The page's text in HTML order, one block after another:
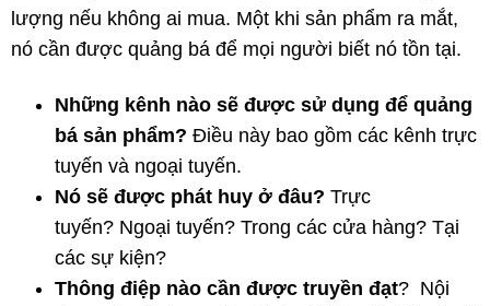
lượng nếu không ai mua. Một khi sản phẩm ra mắt,
nó cần được quảng bá để mọi người biết nó tồn tại.
Những kênh nào sẽ được sử dụng để quảng
bá sản phẩm? Điều này bao gồm các kênh trực
tuyến và ngoại tuyến.
Nó sẽ được phát huy ở đâu? Trực
tuyến? Ngoại tuyến? Trong các cửa hàng? Tại
các sự kiện?
Thông điệp nào cần được truyền đạt? Nội